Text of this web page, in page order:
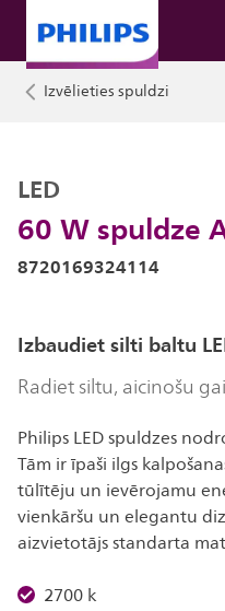
Izvēlieties spuldzi
60 W spuldze
LED
8720169324114
Izbaudiet silti baltu
Radiet siltu, aicinošu
Philips LED spuldzes
Tām ir īpaši ilgs
tūlītēju un ievērojamu
vienkāršu un elegantu
aizvietotājs standarta
2700 k